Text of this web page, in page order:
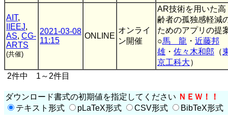
AIT,
IIEEJ,
AS, CG-
ARTS
(共催)
2021-03-08
11:15
ONLINE
オンライ
ン開催
AR技術を用いた高
齢者の孤独感軽減
ためのアプリの提
○馬 龍 ・ 近藤邦
雄 ・ 佐々木和郎 （
京工科大）
2件中 1～2件目
ダウンロード書式の初期値を指定してください ＮＥＷ！！
テキスト形式
pLaTeX形式 CSV形式 BibTeX形式